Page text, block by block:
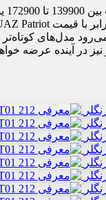
می‌رود مدل‌های
در آینده عرضه